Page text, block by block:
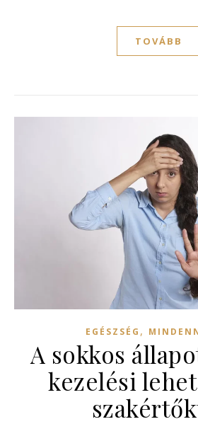
TOVÁBB
EGÉSZSÉG ,
A sokkos
kezelési